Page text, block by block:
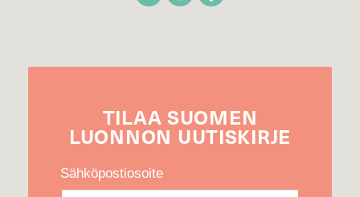
TILAA SUOMEN
LUONNON UUTIS­KIRJE
Sähköpostiosoite